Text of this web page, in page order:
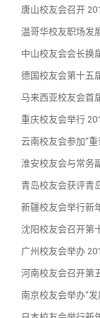
唐山校友会召开
温哥华校友职场发
中山校友会会长换
德国校友会第十五
马来西亚校友会首
重庆校友会举行
云南校友会参加“
淮安校友会与常务
青岛校友会获评青
新疆校友会举行新
沈阳校友会召开第
广州校友会举办
河南校友会召开第
南京校友会举办“